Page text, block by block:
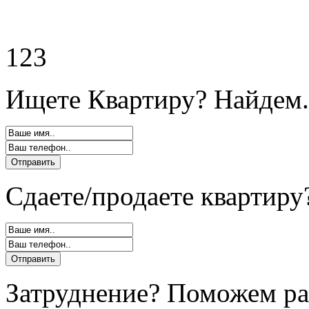
123
Ищете Квартиру?
Сдаете/продаете
Затруднение? Поможем